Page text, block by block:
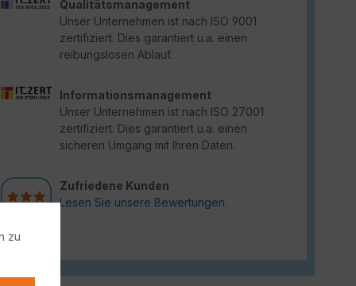
Qualitätsmanagement
Unser Unternehmen ist nach ISO 9001
zertifiziert. Dies garantiert u.a. einen
reibungslosen Ablauf.
Informationsmanagement
Unser Unternehmen ist nach ISO 27001
zertifiziert. Dies garantiert u.a. einen
sicheren Umgang mit Ihren Daten.
Zufriedene Kunden
Lesen Sie unsere Bewertungen.
zu